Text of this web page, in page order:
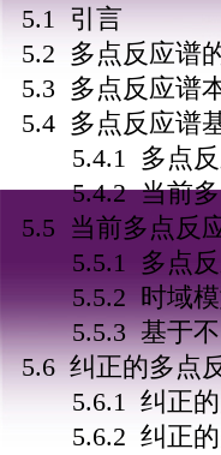
5.1 引言
5.2 多点反应谱
5.3 多点反应谱
5.4 多点反应谱
5.4.1 多点反
5.4.2 当前多
5.5 当前多点反
5.5.1 多点反
5.5.2 时域模
5.5.3 基于不同
5.6 纠正的多点
5.6.1 纠正的
5.6.2 纠正的